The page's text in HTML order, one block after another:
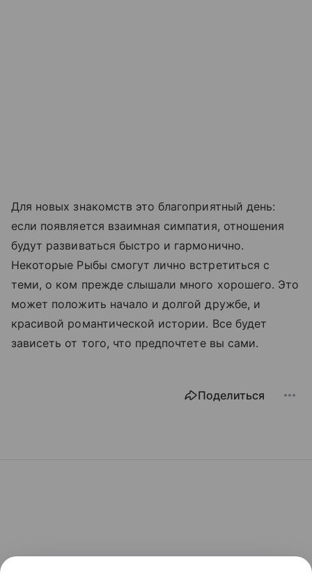
Для новых знакомств это благоприятный день:
если появляется взаимная симпатия, отношения
будут развиваться быстро и гармонично.
Некоторые Рыбы смогут лично встретиться с
теми, о ком прежде слышали много хорошего. Это
может положить начало и долгой дружбе, и
красивой романтической истории. Все будет
зависеть от того, что предпочтете вы сами.
Поделиться